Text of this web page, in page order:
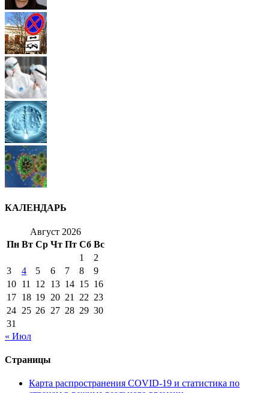
КАЛЕНДАРЬ
Август 2026
Пн Вт Ср Чт Пт Сб Вс
1
2
3
4 5 6 7 8
9
10 11 12 13 14 15 16
17 18 19 20 21 22 23
24 25 26 27 28 29 30
31
« Июл
Страницы
Карта распространения COVID-19 и статистика по